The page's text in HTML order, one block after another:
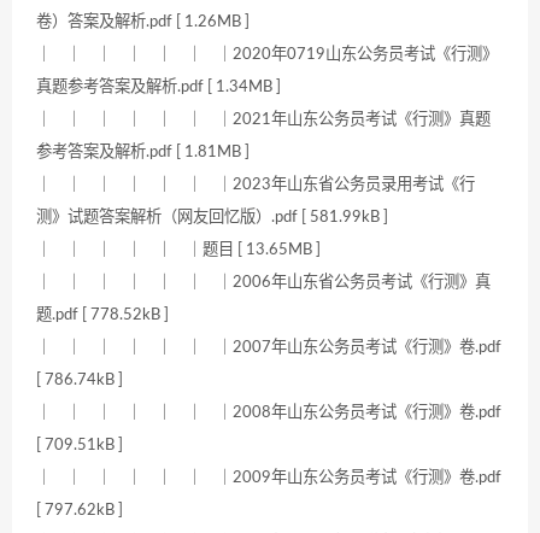
卷）答案及解析.pdf [ 1.26MB ]
｜ ｜ ｜ ｜ ｜ ｜ ｜2020年0719山东公务员考试《行测》
真题参考答案及解析.pdf [ 1.34MB ]
｜ ｜ ｜ ｜ ｜ ｜ ｜2021年山东公务员考试《行测》真题
参考答案及解析.pdf [ 1.81MB ]
｜ ｜ ｜ ｜ ｜ ｜ ｜2023年山东省公务员录用考试《行
测》试题答案解析（网友回忆版）.pdf [ 581.99kB ]
｜ ｜ ｜ ｜ ｜ ｜题目 [ 13.65MB ]
｜ ｜ ｜ ｜ ｜ ｜ ｜2006年山东省公务员考试《行测》真
题.pdf [ 778.52kB ]
｜ ｜ ｜ ｜ ｜ ｜ ｜2007年山东公务员考试《行测》卷.pdf
[ 786.74kB ]
｜ ｜ ｜ ｜ ｜ ｜ ｜2008年山东公务员考试《行测》卷.pdf
[ 709.51kB ]
｜ ｜ ｜ ｜ ｜ ｜ ｜2009年山东公务员考试《行测》卷.pdf
[ 797.62kB ]